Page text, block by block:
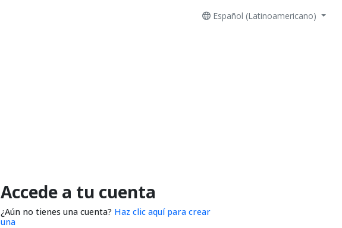
Español (Latinoamericano)
Accede a tu cuenta
¿Aún no tienes una cuenta? Haz clic aquí para crear
una